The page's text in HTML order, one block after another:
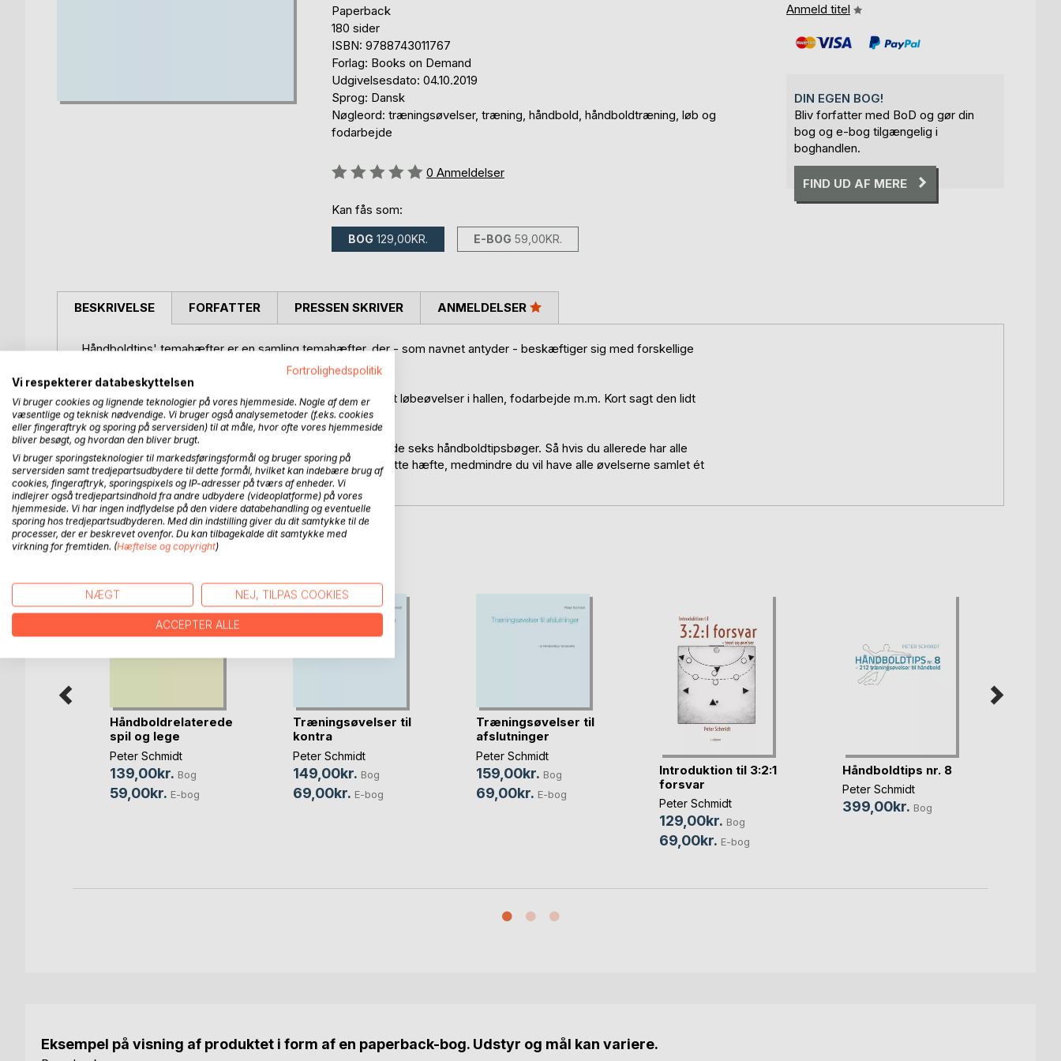
Paperback
180 sider
ISBN: 9788743011767
Forlag: Books on Demand
Udgivelsesdato: 04.10.2019
Sprog: Dansk
Nøgleord: træningsøvelser, træning, håndbold, håndboldtræning, løb og
fodarbejde
Anmeldelse::
0 Anmeldelser
Kan fås som:
BOG 129,00KR. E-BOG 59,00KR.
Anmeld titel
DIN EGEN BOG!
Bliv forfatter med BoD og gør din
bog og e-bog tilgængelig i
boghandlen.
FIND UD AF MERE
BESKRIVELSE
Håndboldtips' temahæfter er en samling temahæfter, der - som navnet antyder - beskæftiger sig med forskellige
tematiske områder af håndboldtræningen.
I dette, det 14. hæfte i serien, har jeg fokuseret på primært løbeøvelser i hallen, fodarbejde m.m. Kort sagt den lidt
kedelige, men nødvendige træning.
Det meste af indholdet har allerede været udgivet i én af de seks håndboldtipsbøger. Så hvis du allerede har alle
disse bøger i din reol, så behøver du strengt taget ikke dette hæfte, medmindre du vil have alle øvelserne samlet ét
sted, let og overskueligt.
FORFATTER PRESSEN SKRIVER ANMELDELSER
FLERE TITLER HOS
Håndboldrelaterede
spil og lege
Peter Schmidt
139,00kr. Bog
59,00kr. E-bog
Træningsøvelser til
kontra
Peter Schmidt
149,00kr. Bog
69,00kr. E-bog
Træningsøvelser til
afslutninger
Peter Schmidt
159,00kr. Bog
69,00kr. E-bog
Introduktion til 3:2:1
forsvar
Peter Schmidt
129,00kr. Bog
69,00kr. E-bog
Håndboldtips nr. 8
Peter Schmidt
399,00kr. Bog
Eksempel på visning af produktet i form af en paperback-bog. Udstyr og mål kan variere.
Fortrolighedspolitik
Vi respekterer databeskyttelsen
Vi bruger cookies og lignende teknologier på vores hjemmeside. Nogle af dem er
væsentlige og teknisk nødvendige. Vi bruger også analysemetoder (f.eks. cookies
eller fingeraftryk og sporing på serversiden) til at måle, hvor ofte vores hjemmeside
bliver besøgt, og hvordan den bliver brugt.
Vi bruger sporingsteknologier til markedsføringsformål og bruger sporing på
serversiden samt tredjepartsudbydere til dette formål, hvilket kan indebære brug af
cookies, fingeraftryk, sporingspixels og IP-adresser på tværs af enheder. Vi
indlejrer også tredjepartsindhold fra andre udbydere (videoplatforme) på vores
hjemmeside. Vi har ingen indflydelse på den videre databehandling og eventuelle
sporing hos tredjepartsudbyderen. Med din indstilling giver du dit samtykke til de
processer, der er beskrevet ovenfor. Du kan tilbagekalde dit samtykke med
virkning for fremtiden. (Hæftelse og copyright)
NÆGT NEJ, TILPAS COOKIES
ACCEPTER ALLE